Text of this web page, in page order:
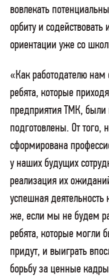
вовлекать
орбиту и
ориентации уже со
«Как работодателю
ребята, которые
предприятия ТМК, были
подготовлены. От того,
сформирована
у наших будущих
реализация их
успешная
же, если мы не будем
ребята, которые могли
придут, и выиграть
борьбу за ценные